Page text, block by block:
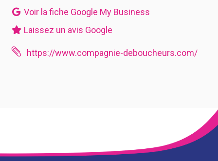
Voir la fiche Google My Business
Laissez un avis Google
 https://www.compagnie-deboucheurs.com/